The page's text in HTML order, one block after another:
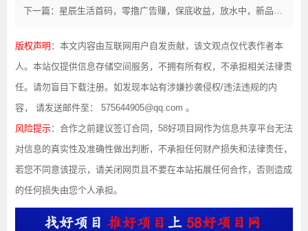
版权声明 ：本文内容由互联网用户自发贡献，该文观点仅代表作者本
人。本站仅提供信息存储空间服务，不拥有所有权，不承担相关法律责
任。请勿盲目下载注册。如发现本站有涉嫌抄袭侵权/违法违规的内
容， 请发送邮件至： 575644905@qq.com 。
风险提示：合作之前建议签订合同，58好项目网作为信息共享平台无法
对信息的真实性及准确性做出判断，不承担任何财产损失和法律责任，
若您不同意该提示，请关闭网页且不要在本站拓展任何合作，否则造成
的任何损失由您个人承担。